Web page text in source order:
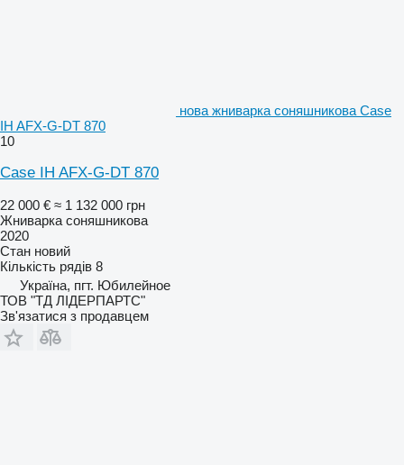
нова жниварка соняшникова Case
IH AFX-G-DT 870
10
Case IH AFX-G-DT 870
22 000 € ≈ 1 132 000 грн
Жниварка соняшникова
2020
Стан новий
Кількість рядів 8
Україна, пгт. Юбилейное
ТОВ "ТД ЛІДЕРПАРТС"
Зв'язатися з продавцем